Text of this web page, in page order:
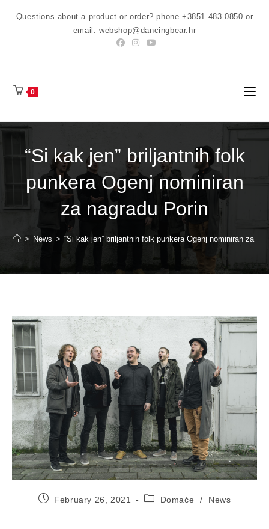
Questions about a product or order? phone +3851 483 0850 or
email: webshop@dancingbear.hr
0
“Si kak jen” briljantnih folk
punkera Ogenj nominiran
za nagradu Porin
> News > “Si kak jen” briljantnih folk punkera Ogenj nominiran za
PostFebruary 26, 2021
PostDomaće / News